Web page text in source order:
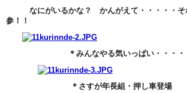
なにがいるかな？ かんがえて・・・・・そ
参！！
＊みんなやる気いっぱい・・・・
＊さすが年長組・押し車登場 たく